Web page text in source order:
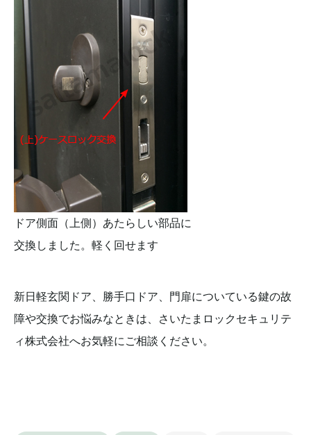
ドア側面（上側）あたらしい部品に
交換しました。軽く回せます
新日軽玄関ドア、勝手口ドア、門扉についている鍵の故
障や交換でお悩みなときは、さいたまロックセキュリテ
ィ株式会社へお気軽にご相談ください。